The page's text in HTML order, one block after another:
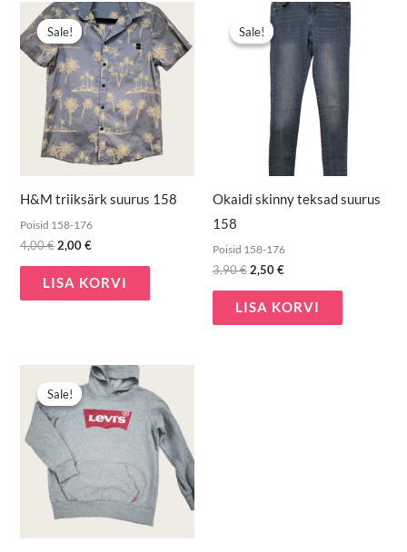
Sale!
Sale!
H&M triiksärk suurus 158
Poisid 158-176
4,00€
Algne
hind
oli:
4,00 €.
2,00€
Praegune
hind
on:
2,00 €.
LISA KORVI
Sale!
Sale!
Okaidi skinny teksad suurus
158
Poisid 158-176
3,90€
Algne
hind
oli:
3,90 €.
2,50€
Praegune
on:
2,50 €.
LISA KORVI
Sale!
Sale!
Algne
hind
oli:
10,90 €.
Praegune
hind
on:
7,00 €.